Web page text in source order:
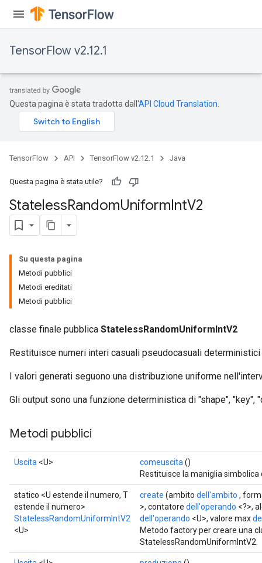
TensorFlow v2.12.1
Questa pagina è stata tradotta dall'API Cloud Translation
TensorFlow API TensorFlow v2.12.1 Java
Questa pagina è stata utile?
StatelessRandomUniformIntV2
Su questa pagina
Metodi pubblici
Metodi ereditati
Metodi pubblici
classe finale pubblica StatelessRandomUniformIntV2
Restituisce numeri interi casuali pseudocasuali
I valori generati seguono una distribuzione uniforme
Gli output sono una funzione deterministica di "shape", "key",
Metodi pubblici
Uscita <U> comeuscita ()
Restituisce la maniglia simbolica
statico <U estende il numero, T
estende il numero>
StatelessRandomUniformIntV2
<U>
create (ambito dell'ambito ,
>, contatore dell'operando <?>,
dell'operando <U>, valore max
Metodo factory per creare una
StatelessRandomUniformIntV2.